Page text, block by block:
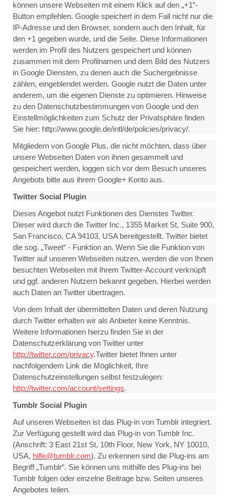
können unsere Webseiten mit einem Klick auf den „+1“-
Button empfehlen. Google speichert in dem Fall nicht nur die
IP-Adresse und den Browser, sondern auch den Inhalt, für
den +1 gegeben wurde, und die Seite. Diese Informationen
werden im Profil des Nutzers gespeichert und können
zusammen mit dem Profilnamen und dem Bild des Nutzers
in Google Diensten, zu denen auch die Suchergebnisse
zählen, eingeblendet werden. Google nutzt die Daten unter
anderem, um die eigenen Dienste zu optimieren. Hinweise
zu den Datenschutzbestimmungen von Google und den
Einstellmöglichkeiten zum Schutz der Privatsphäre finden
Sie hier: http://www.google.de/intl/de/policies/privacy/.
Mitgliedern von Google Plus, die nicht möchten, dass über
unsere Webseiten Daten von ihnen gesammelt und
gespeichert werden, loggen sich vor dem Besuch unseres
Angebots bitte aus ihrem Google+ Konto aus.
Twitter Social Plugin
Dieses Angebot nutzt Funktionen des Dienstes Twitter.
Dieser wird durch die Twitter Inc., 1355 Market St, Suite 900,
San Francisco, CA 94103, USA bereitgestellt. Twitter bietet
die sog. „Tweet“ - Funktion an. Wenn Sie die Funktion von
Twitter auf unseren Webseiten nutzen, werden die von Ihnen
besuchten Webseiten mit Ihrem Twitter-Account verknüpft
und ggf. anderen Nutzern bekannt gegeben. Hierbei werden
auch Daten an Twitter übertragen.
Von dem Inhalt der übermittelten Daten und deren Nutzung
durch Twitter erhalten wir als Anbieter keine Kenntnis.
Weitere Informationen hierzu finden Sie in der
Datenschutzerklärung von Twitter unter
http://twitter.com/privacy.Twitter bietet Ihnen unter
nachfolgendem Link die Möglichkeit, Ihre
Datenschutzeinstellungen selbst festzulegen:
http://twitter.com/account/settings.
Tumblr Social Plugin
Auf unseren Webseiten ist das Plug-in von Tumblr integriert.
Zur Verfügung gestellt wird das Plug-in von Tumblr Inc.
(Anschrift: 3 East 21st St, 10th Floor, New York, NY 10010,
USA, hilfe@tumblr.com). Zu erkennen sind die Plug-ins am
Begriff „Tumblr“. Sie können uns mithilfe des Plug-ins bei
Tumblr folgen oder einzelne Beitrage bzw. Seiten unseres
Angebotes teilen.